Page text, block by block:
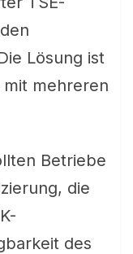
Lösung ist
mehreren
Betriebe
die
des